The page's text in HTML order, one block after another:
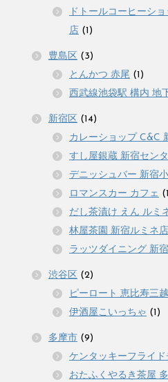
ドトールコーヒーシ
店 (1)
豊島区 (3)
とんかつ 赤尾 (1)
西武線池袋駅 構内 地
新宿区 (14)
カレーショップ C&C
すし屋銀蔵 新宿セン
デニッシュバー 新宿
ロマンスカー カフェ
だし茶漬け えん ルミ
林屋茶園 新宿ルミネ店
ラッツダイニング 新
渋谷区 (2)
ピーロート 恵比寿三
伊酒屋こいっちゃ (1)
多摩市 (9)
ケンタッキーフライ
おたふくやるき茶屋